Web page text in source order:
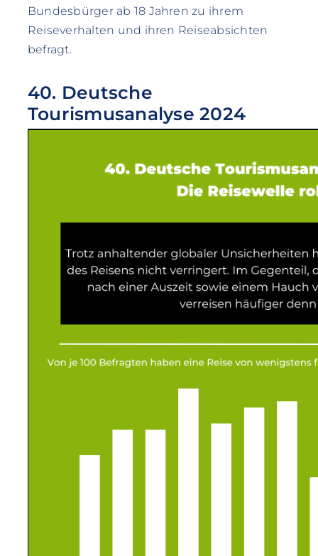
Bundesbürger ab 18 Jahren zu ihrem
Reiseverhalten und ihren Reiseabsichten
befragt.
40. Deutsche
Tourismusanalyse 2024